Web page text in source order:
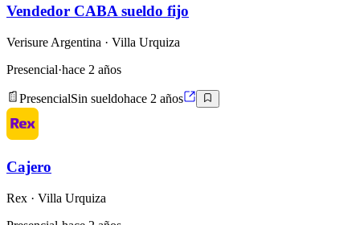
Vendedor CABA sueldo fijo
Verisure Argentina · Villa Urquiza
Presencial·hace 2 años
PresencialSin sueldohace 2 años
Cajero
Rex · Villa Urquiza